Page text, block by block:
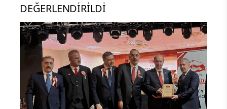
DEĞERLENDİRİLDİ